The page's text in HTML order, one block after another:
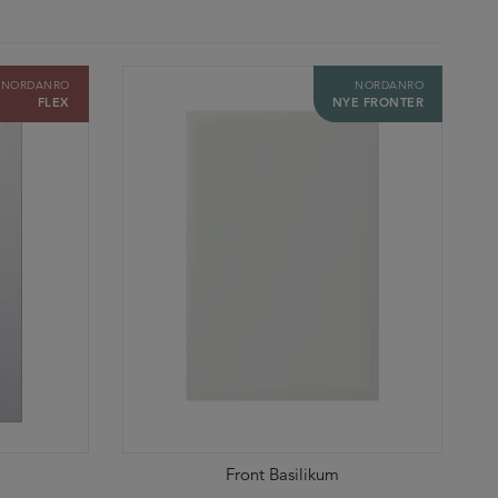
NORDANRO
FLEX
NORDANRO
NYE FRONTER
Front Basilikum